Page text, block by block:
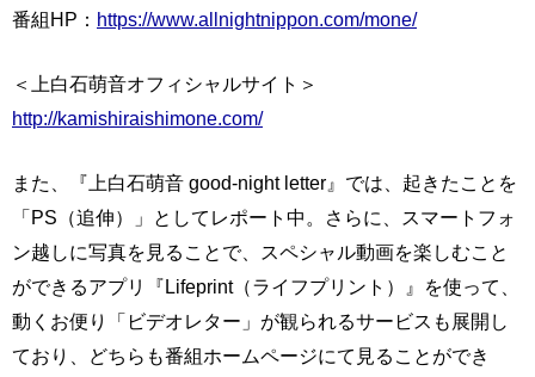
番組HP： https://www.allnightnippon.com/mone/
＜上白石萌音オフィシャルサイト＞
http://kamishiraishimone.com/
また、『上白石萌音 good‐night letter』では、起きたことを
「PS（追伸）」としてレポート中。さらに、スマートフォ
ン越しに写真を見ることで、スペシャル動画を楽しむこと
ができるアプリ『Lifeprint（ライフプリント）』を使って、
動くお便り「ビデオレター」が観られるサービスも展開し
ており、どちらも番組ホームページにて見ることができ